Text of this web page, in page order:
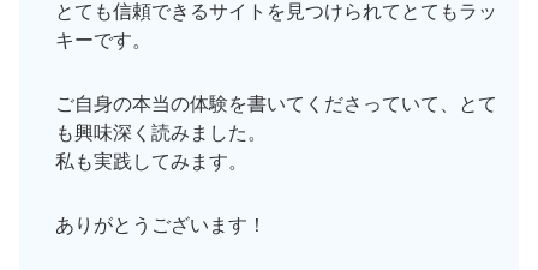
とても信頼できるサイトを見つけられてとてもラッ
キーです。
ご自身の本当の体験を書いてくださっていて、とて
も興味深く読みました。
私も実践してみます。
ありがとうございます！